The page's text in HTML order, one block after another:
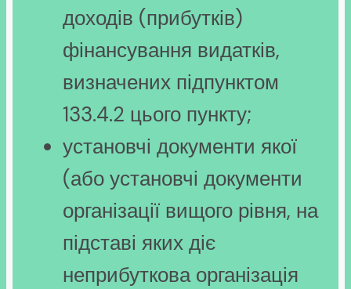
доходів (прибутків)
фінансування видатків,
визначених підпунктом
133.4.2 цього пункту;
установчі документи якої
(або установчі документи
організації вищого рівня, на
підставі яких діє
неприбуткова організація